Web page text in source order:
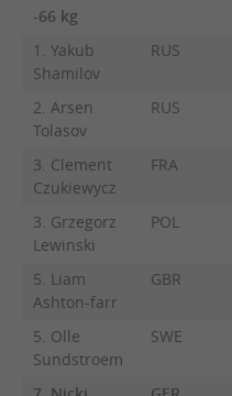
-66 kg
1. Yakub
Shamilov
RUS
2. Arsen
Tolasov
RUS
3. Clement
Czukiewycz
FRA
3. Grzegorz
Lewinski
POL
5. Liam
Ashton-farr
GBR
5. Olle
Sundstroem
SWE